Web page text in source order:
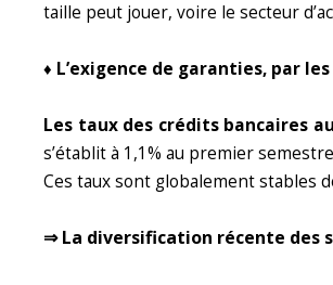
taille peut jouer, voire le secteur
♦ L’exigence de garanties, par
Les taux des crédits bancaires
s’établit à 1,1% au premier
Ces taux sont globalement stables
⇒ La diversification récente des